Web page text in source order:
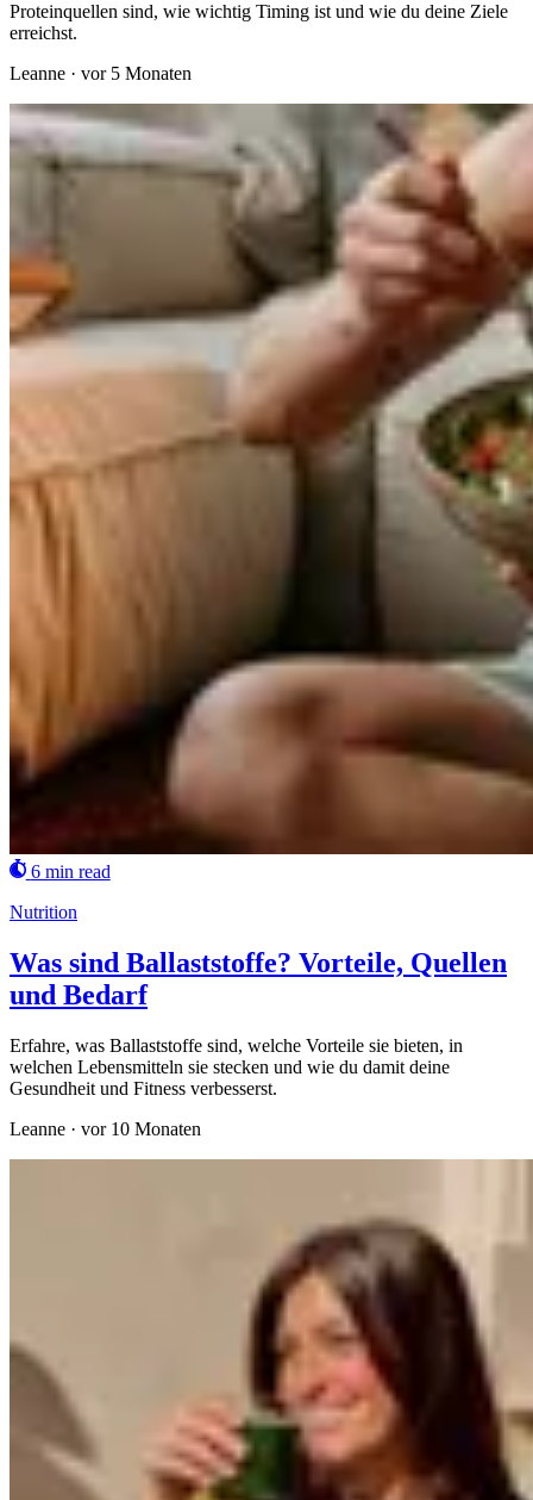
Proteinquellen sind, wie wichtig Timing ist und wie du deine Ziele
erreichst.
Leanne · vor 5 Monaten
6 min read
Nutrition
Was sind Ballaststoffe? Vorteile, Quellen
und Bedarf
Erfahre, was Ballaststoffe sind, welche Vorteile sie bieten, in
welchen Lebensmitteln sie stecken und wie du damit deine
Gesundheit und Fitness verbesserst.
Leanne · vor 10 Monaten